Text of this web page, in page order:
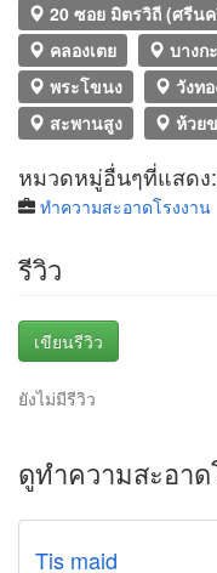
20 ซอย มิตรวิถี (ศรีน
คลองเตย
บางก
พระโขนง
วังท
สะพานสูง
ห้วย
หมวดหมู่อื่นๆที่แสดง:
ทำความสะอาดโรงงาน
รีวิว
เขียนรีวิว
ยังไม่มีรีวิว
ดูทำความสะอาด
Tis maid